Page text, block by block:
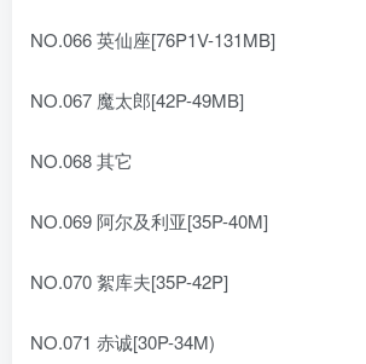
NO.066 英仙座[76P1V-131MB]
NO.067 魔太郎[42P-49MB]
NO.068 其它
NO.069 阿尔及利亚[35P-40M]
NO.070 絮库夫[35P-42P]
NO.071 赤诚[30P-34M)